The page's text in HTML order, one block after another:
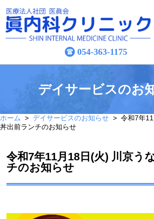
054-363-1175
デイサービスのお
ホーム > デイサービスのお知らせ > 令和7年
丼出前ランチのお知らせ
令和7年11月18日(火) 川京う
チのお知らせ